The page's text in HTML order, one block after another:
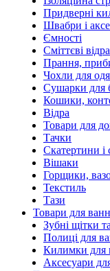
Придверні
Швабри і
Ємності
Сміттєві відра
Прання,
Чохли для
Сушарки для
Кошики,
Відра
Товари для
Тачки
Скатертини і
Вішаки
Горщики,
Текстиль
Тази
Товари для
Зубні щітки
Полиці для
Килимки для
Аксесуари